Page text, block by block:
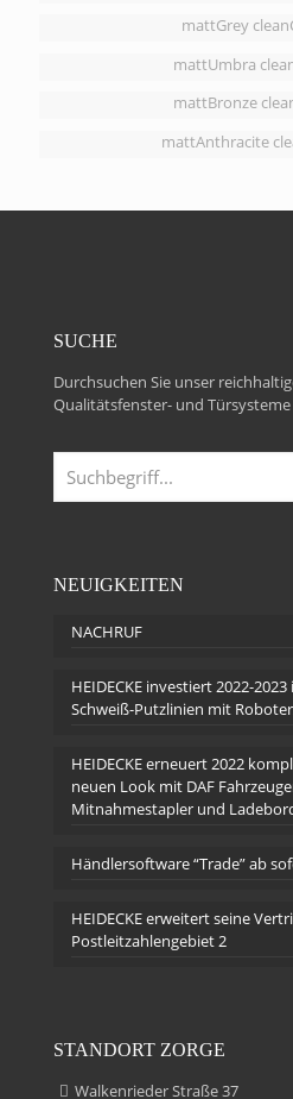
mattGrey
mattUmbra
mattBronze
mattAnthracite
SUCHE
Durchsuchen Sie unser
Qualitätsfenster- und
NEUIGKEITEN
NACHRUF
HEIDECKE investiert 2022-
Schweiß-Putzlinien mit
HEIDECKE erneuert 2022
neuen Look mit DAF
Mitnahmestapler und
Händlersoftware “Trade” ab
HEIDECKE erweitert seine
Postleitzahlengebiet 2
STANDORT ZORGE
Walkenrieder Straße 37